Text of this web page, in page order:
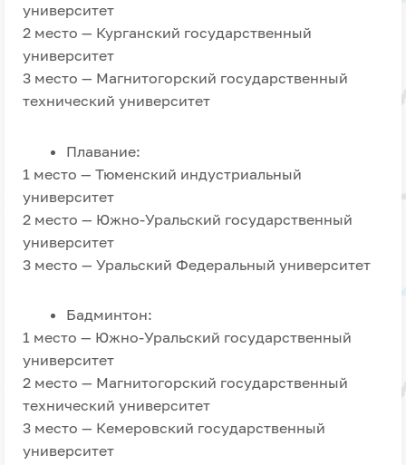
университет
2 место — Курганский государственный
университет
3 место — Магнитогорский государственный
технический университет
Плавание:
1 место — Тюменский индустриальный
университет
2 место — Южно-Уральский государственный
университет
3 место — Уральский Федеральный университет
Бадминтон:
1 место — Южно-Уральский государственный
университет
2 место — Магнитогорский государственный
технический университет
3 место — Кемеровский государственный
университет